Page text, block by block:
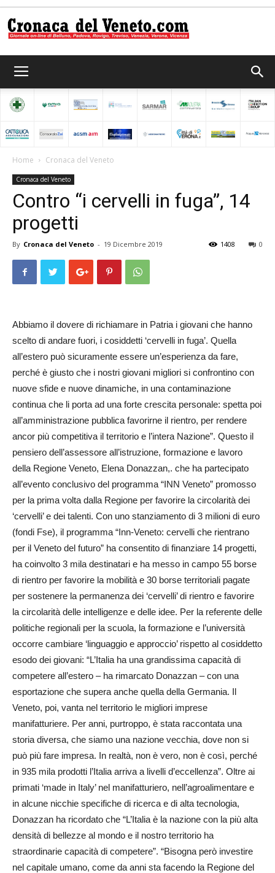
del
Home Cronaca del Veneto
Cronaca del Veneto
Contro “i cervelli in fuga”, 14
progetti
By Cronaca del Veneto - 19 Dicembre 2019 0
1408
Abbiamo il dovere di richiamare in Patria i giovani che hanno
scelto di andare fuori, i cosiddetti ‘cervelli in fuga’. Quella
all’estero può sicuramente essere un’esperienza da fare,
perché è giusto che i nostri giovani migliori si confrontino con
nuove sfide e nuove dinamiche, in una contaminazione
continua che li porta ad una forte crescita personale: spetta poi
all’amministrazione pubblica favorirne il rientro, per rendere
ancor più competitiva il territorio e l’intera Nazione”. Questo il
pensiero dell’assessore all’istruzione, formazione e lavoro
della Regione Veneto, Elena Donazzan,. che ha partecipato
all’evento conclusivo del programma “INN Veneto” promosso
per la prima volta dalla Regione per favorire la circolarità dei
‘cervelli’ e dei talenti. Con uno stanziamento di 3 milioni di euro
(fondi Fse), il programma “Inn-Veneto: cervelli che rientrano
per il Veneto del futuro” ha consentito di finanziare 14 progetti,
ha coinvolto 3 mila destinatari e ha messo in campo 55 borse
di rientro per favorire la mobilità e 30 borse territoriali pagate
per sostenere la permanenza dei ‘cervelli’ di rientro e favorire
la circolarità delle intelligenze e delle idee. Per la referente delle
politiche regionali per la scuola, la formazione e l’università
occorre cambiare ‘linguaggio e approccio’ rispetto al cosiddetto
esodo dei giovani: “L’Italia ha una grandissima capacità di
competere all’estero – ha rimarcato Donazzan – con una
esportazione che supera anche quella della Germania. Il
Veneto, poi, vanta nel territorio le migliori imprese
manifatturiere. Per anni, purtroppo, è stata raccontata una
storia diversa, che siamo una nazione vecchia, dove non si
può più fare impresa. In realtà, non è vero, non è così, perché
in 935 mila prodotti l’Italia arriva a livelli d’eccellenza”. Oltre ai
primati ‘made in Italy’ nel manifatturiero, nell’agroalimentare e
in alcune nicchie specifiche di ricerca e di alta tecnologia,
Donazzan ha ricordato che “L’Italia è la nazione con la più alta
densità di bellezze al mondo e il nostro territorio ha
straordinarie capacità di competere”. “Bisogna però investire
nel capitale umano, come da anni sta facendo la Regione del